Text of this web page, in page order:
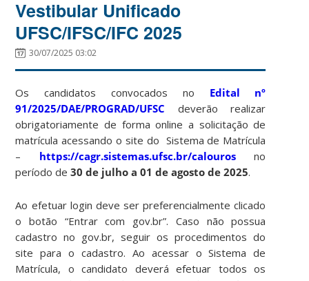
Vestibular Unificado
UFSC/IFSC/IFC 2025
30/07/2025 03:02
Os candidatos convocados no Edital nº
91/2025/DAE/PROGRAD/UFSC deverão realizar
obrigatoriamente de forma online a solicitação de
matrícula acessando o site do Sistema de Matrícula
– https://cagr.sistemas.ufsc.br/calourosno
período de30 de julho a 01 de agosto de 2025.
Ao efetuar login deve ser preferencialmente clicado
o botão “Entrar com gov.br”. Caso não possua
cadastro no gov.br, seguir os procedimentos do
site para o cadastro. Ao acessar o Sistema de
Matrícula, o candidato deverá efetuar todos os